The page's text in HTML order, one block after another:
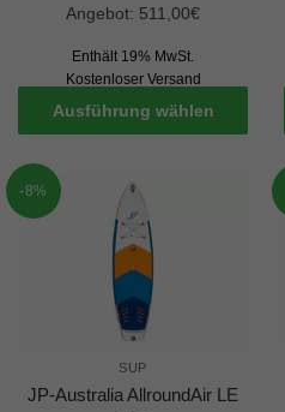
Angebot: 511,00€
Enthält 19% MwSt.
Kostenloser Versand
Ausführung wählen
-8%
SUP
JP-Australia AllroundAir LE